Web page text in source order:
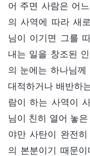
어 주면 사람은 어
의 사역에 따라 새
님이 이기면 그를
내는 일을 창조된
의 눈에는 하나님
대적하거나 배반하
람이 하는 사역이
님이 친히 열어 놓
야만 사탄이 완전
의 본분이기 때문